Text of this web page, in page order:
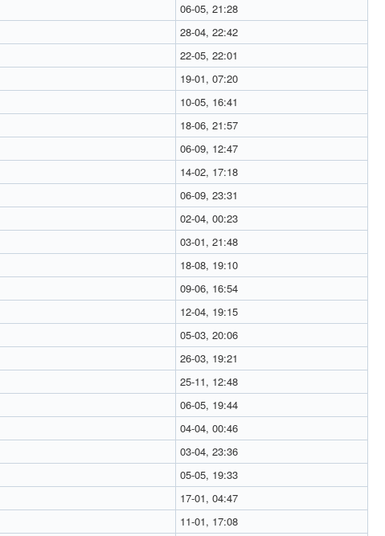
06-05, 21:28
28-04, 22:42
22-05, 22:01
19-01, 07:20
10-05, 16:41
18-06, 21:57
06-09, 12:47
14-02, 17:18
06-09, 23:31
02-04, 00:23
03-01, 21:48
18-08, 19:10
09-06, 16:54
12-04, 19:15
05-03, 20:06
26-03, 19:21
25-11, 12:48
06-05, 19:44
04-04, 00:46
03-04, 23:36
05-05, 19:33
17-01, 04:47
11-01, 17:08